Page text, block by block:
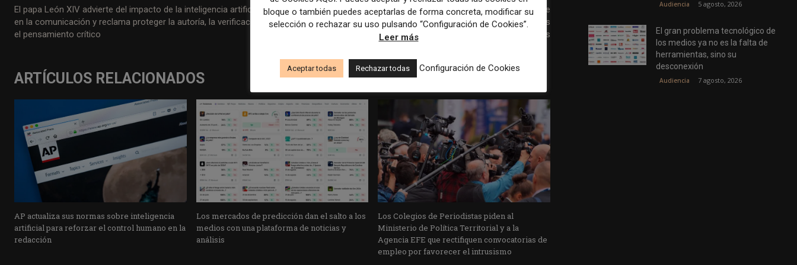
El papa León XIV advierte del impacto de la inteligencia artificial
en la comunicación y reclama proteger la autoría, la verificación y
el pensamiento crítico
El Laboratorio de Periodismo inicia la publicación de
investigaciones periodísticas de IBERPERIA en la voz de sus
autores
ARTÍCULOS RELACIONADOS
AP actualiza sus normas sobre inteligencia
artificial para reforzar el control humano en la
redacción
Los mercados de predicción dan el salto a los
medios con una plataforma de noticias y
análisis
Los Colegios de Periodistas piden al
Ministerio de Política Territorial y a la
Agencia EFE que rectifiquen convocatorias de
empleo por favorecer el intrusismo
Audiencia 5 agosto, 2026
El gran problema tecnológico de
los medios ya no es la falta de
herramientas, sino su
desconexión
Audiencia 7 agosto, 2026
bloque o también puedes aceptarlas de forma concreta, modificar su
selección o rechazar su uso pulsando “Configuración de Cookies”.
Leer más
Aceptar todas Rechazar todas Configuración de Cookies